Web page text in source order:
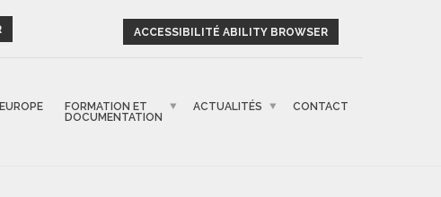
ACCESSIBILITÉ ABILITY BROWSER
EUROPE
FORMATION ET
DOCUMENTATION
ACTUALITÉS CONTACT